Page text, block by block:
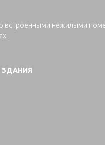
встроенными нежилыми